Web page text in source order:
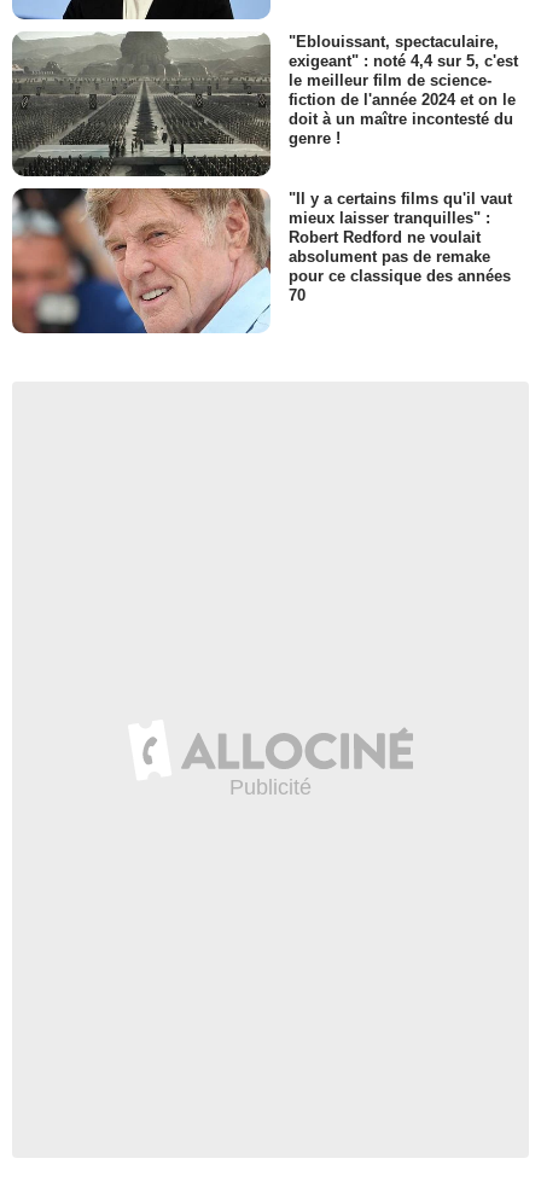
"Eblouissant, spectaculaire,
exigeant" : noté 4,4 sur 5, c'est
le meilleur film de science-
fiction de l'année 2024 et on le
doit à un maître incontesté du
genre !
"Il y a certains films qu'il vaut
mieux laisser tranquilles" :
Robert Redford ne voulait
absolument pas de remake
pour ce classique des années
70